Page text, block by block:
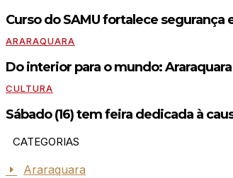
Curso do SAMU fortalece segurança
ARARAQUARA
Do interior para o mundo:
CULTURA
Sábado (16) tem feira dedicada à
CATEGORIAS
Araraquara